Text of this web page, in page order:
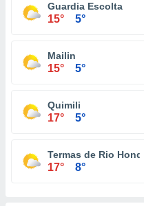
Guardia Escolta
15° 5°
Mailin
15° 5°
Quimili
17° 5°
Termas de Rio Hondo
17° 8°